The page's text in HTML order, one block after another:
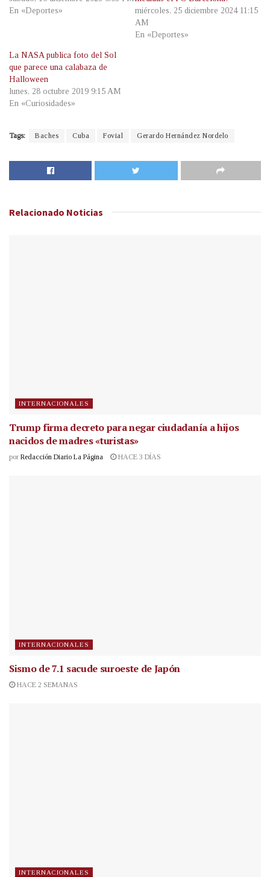
En «Deportes»
miércoles, 25 diciembre 2024 11:15
AM
En «Deportes»
La NASA publica foto del Sol
que parece una calabaza de
Halloween
lunes, 28 octubre 2019 9:15 AM
En «Curiosidades»
Tags: Baches Cuba Fovial Gerardo Hernández Nordelo
Relacionado Noticias
INTERNACIONALES
Trump firma decreto para negar ciudadanía a hijos
nacidos de madres «turistas»
por Redacción Diario La Página HACE 3 DÍAS
INTERNACIONALES
Sismo de 7.1 sacude suroeste de Japón
HACE 2 SEMANAS
INTERNACIONALES